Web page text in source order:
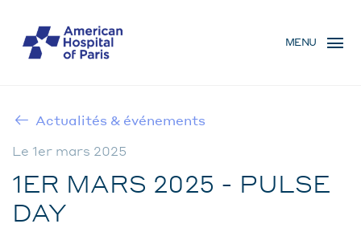
contenu
MENU
MOBILE
MENU
Le 1er mars 2025
FIL
D'ARIANE
Actualités & événements
1ER MARS 2025 - PULSE
DAY